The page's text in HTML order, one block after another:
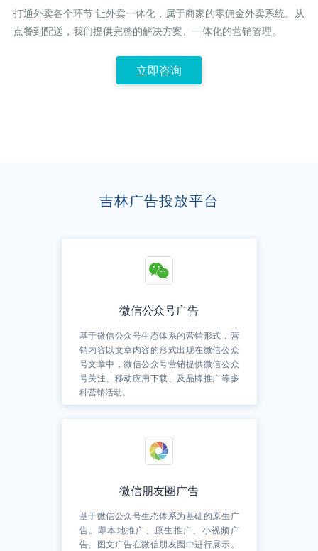
打通外卖各个环节 让外卖一体化，属于商家的零佣金外卖系统。从
点餐到配送，我们提供完整的解决方案、一体化的营销管理。
立即咨询
吉林广告投放平台
微信公众号广告
基于微信公众号生态体系的营销形式，营
销内容以文章内容的形式出现在微信公众
号文章中，微信公众号营销提供微信公众
号关注、移动应用下载、及品牌推广等多
种营销活动。
微信朋友圈广告
基于微信公众号生态体系为基础的原生广
告。即本地推广、原生推广、小视频广
告、图文广告在微信朋友圈中进行展示。